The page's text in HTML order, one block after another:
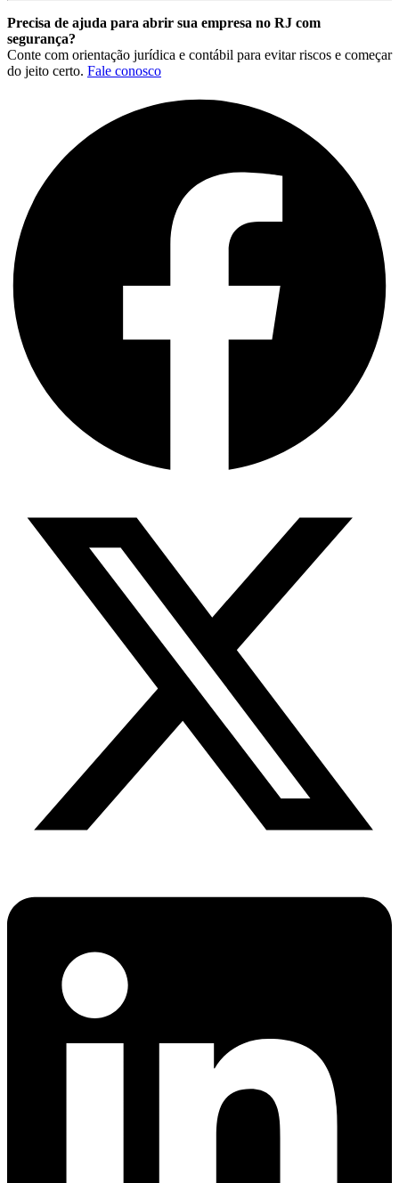
Precisa de ajuda para abrir sua empresa no RJ com
segurança?
Conte com orientação jurídica e contábil para evitar riscos e começar
do jeito certo. Fale conosco